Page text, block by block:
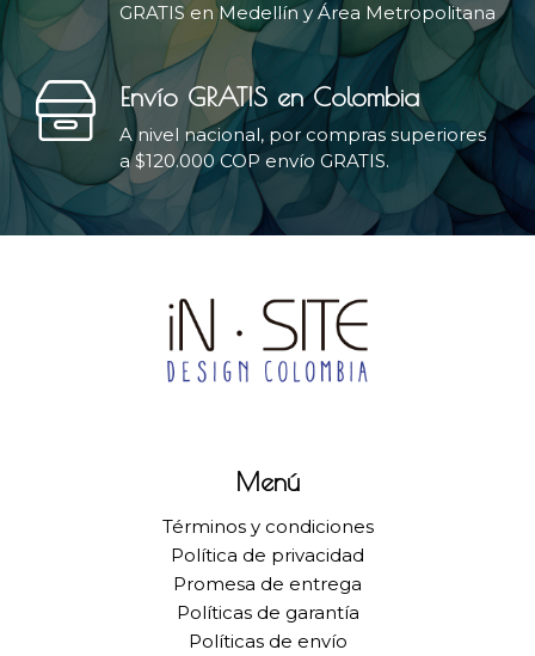
GRATIS en Medellín y Área Metropolitana
Envío GRATIS en Colombia
A nivel nacional, por compras superiores
a $120.000 COP envío GRATIS.
Menú
Términos y condiciones
Política de privacidad
Promesa de entrega
Políticas de garantía
Políticas de envío